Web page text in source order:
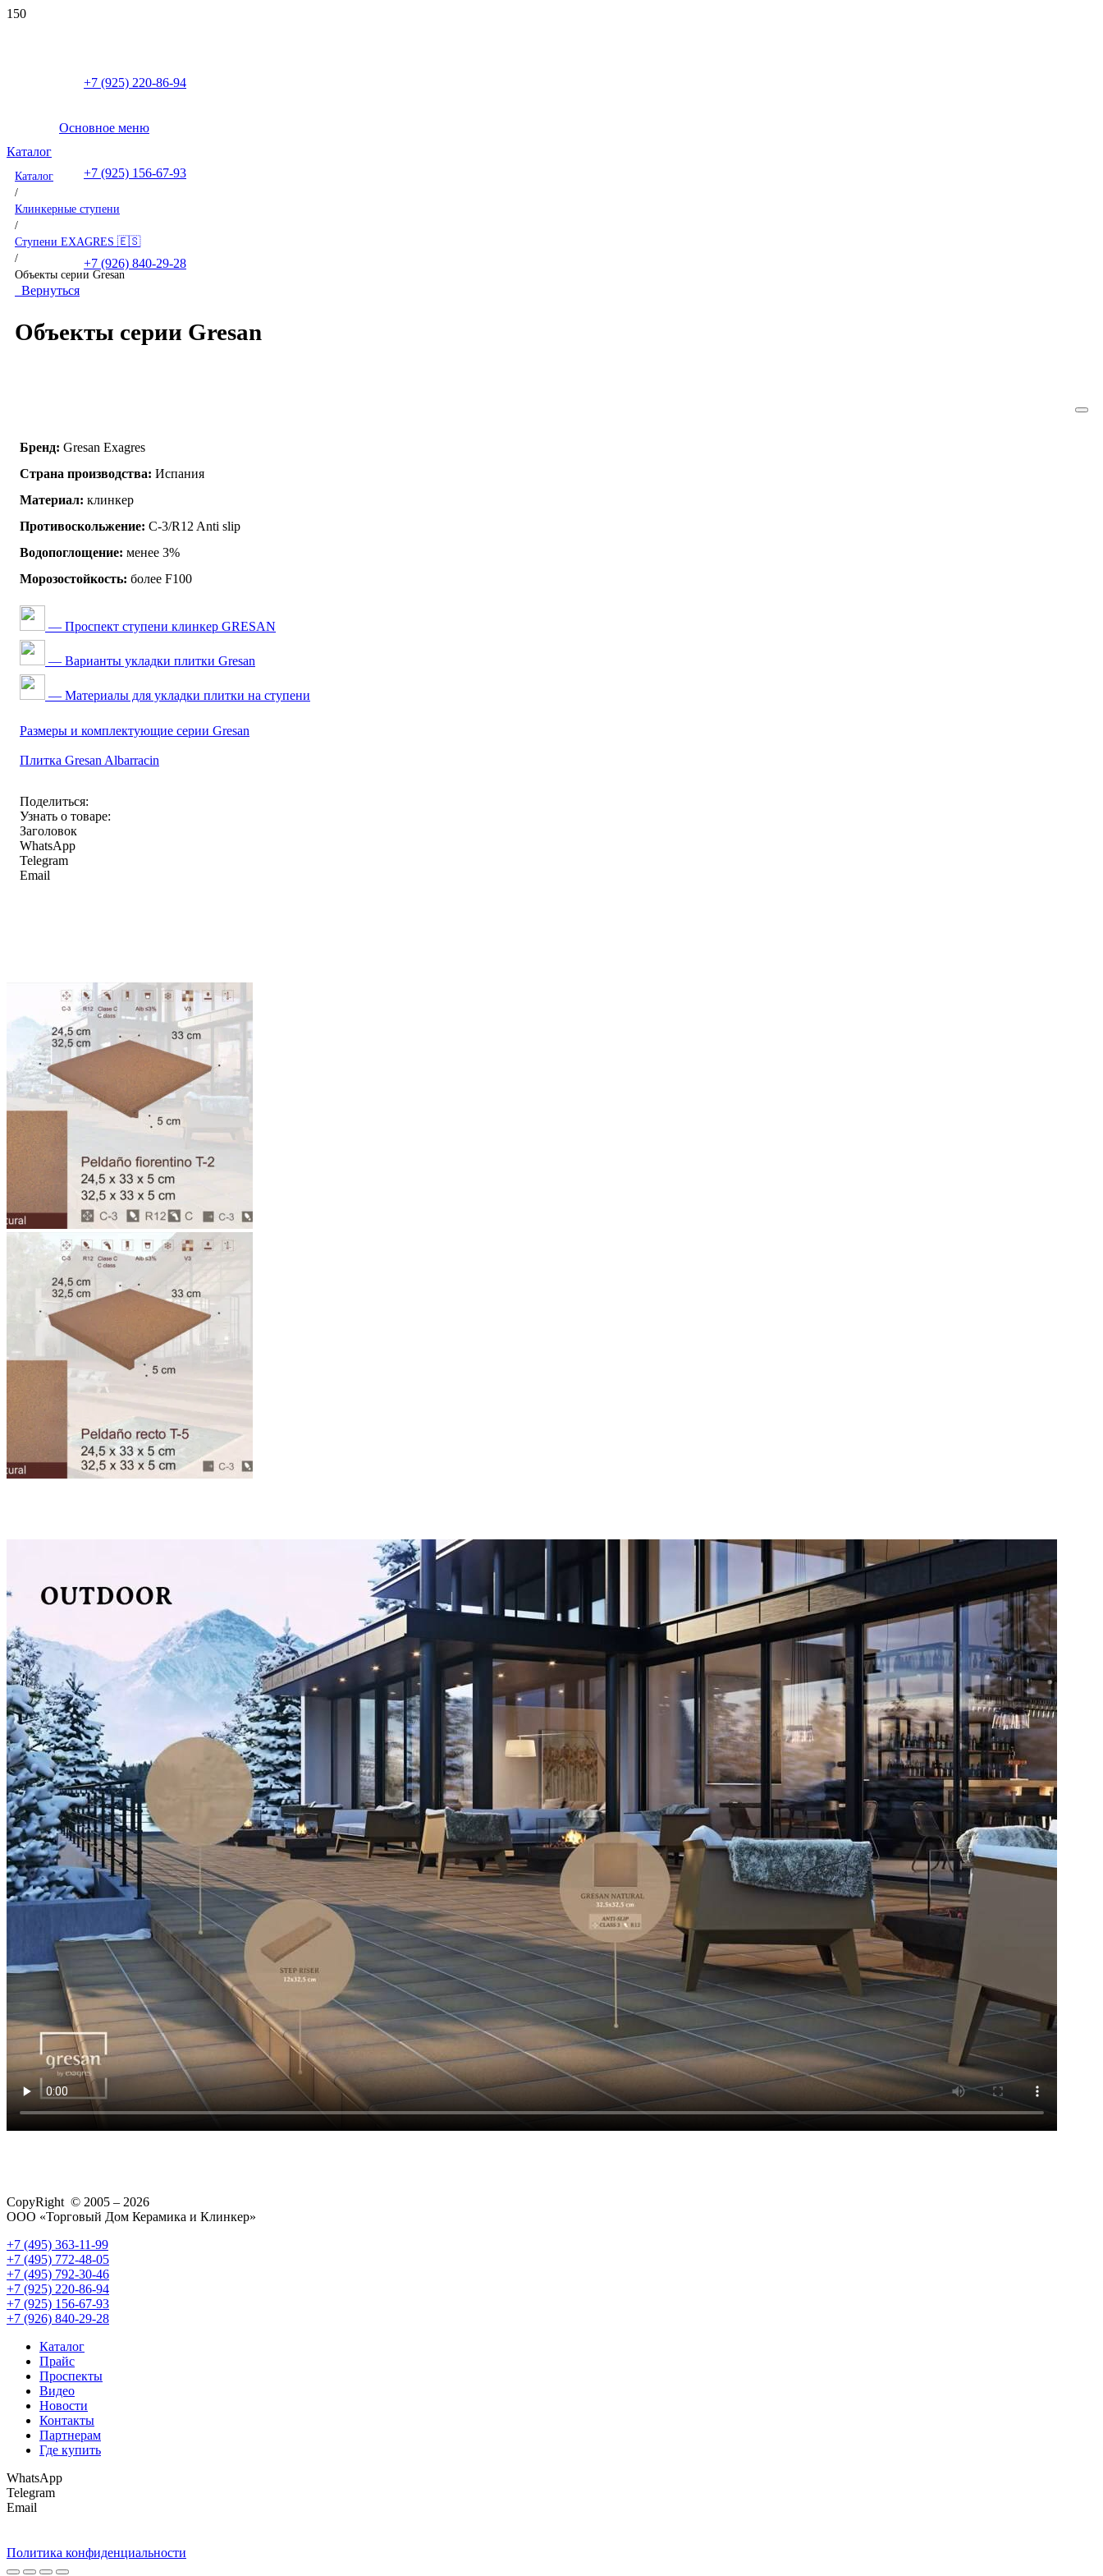
+7 (925) 220-86-94
+7 (925) 156-67-93
+7 (926) 840-29-28
Основное меню
Каталог
Каталог
/
Клинкерные ступени
/
Ступени EXAGRES 🇪🇸
/
Объекты серии Gresan
Вернуться
Объекты серии Gresan
Бренд: Gresan Exagres
Страна производства: Испания
Материал: клинкер
Противоскольжение: C-3/R12 Anti slip
Водопоглощение: менее 3%
Морозостойкость: более F100
— Проспект ступени клинкер GRESAN
— Варианты укладки плитки Gresan
— Материалы для укладки плитки на ступени
Размеры и комплектующие серии Gresan
Плитка Gresan Albarracin
Поделиться:
Узнать о товаре:
Заголовок
WhatsApp
Telegram
Email
CopyRight © 2005 – 2026
ООО «Торговый Дом Керамика и Клинкер»
+7 (495) 363-11-99
+7 (495) 772-48-05
+7 (495) 792-30-46
+7 (925) 220-86-94
+7 (925) 156-67-93
+7 (926) 840-29-28
Каталог
Прайс
Проспекты
Видео
Новости
Контакты
Партнерам
Где купить
WhatsApp
Telegram
Email
Политика конфиденциальности